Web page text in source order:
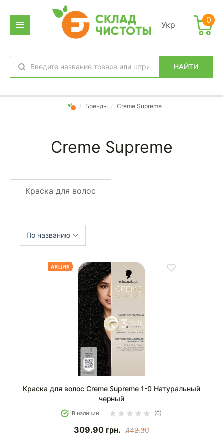
Укр
НАЙТИ
избранное вход
0
/ Бренды / Creme Supreme
Creme Supreme
Краска для волос
По названию
Краска для волос Creme Supreme 1-0 Натуральный
черный
В наличии (0)
309.90 грн. 442.30